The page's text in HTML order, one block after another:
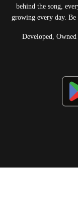
behind the song,
growing every day.
Developed,